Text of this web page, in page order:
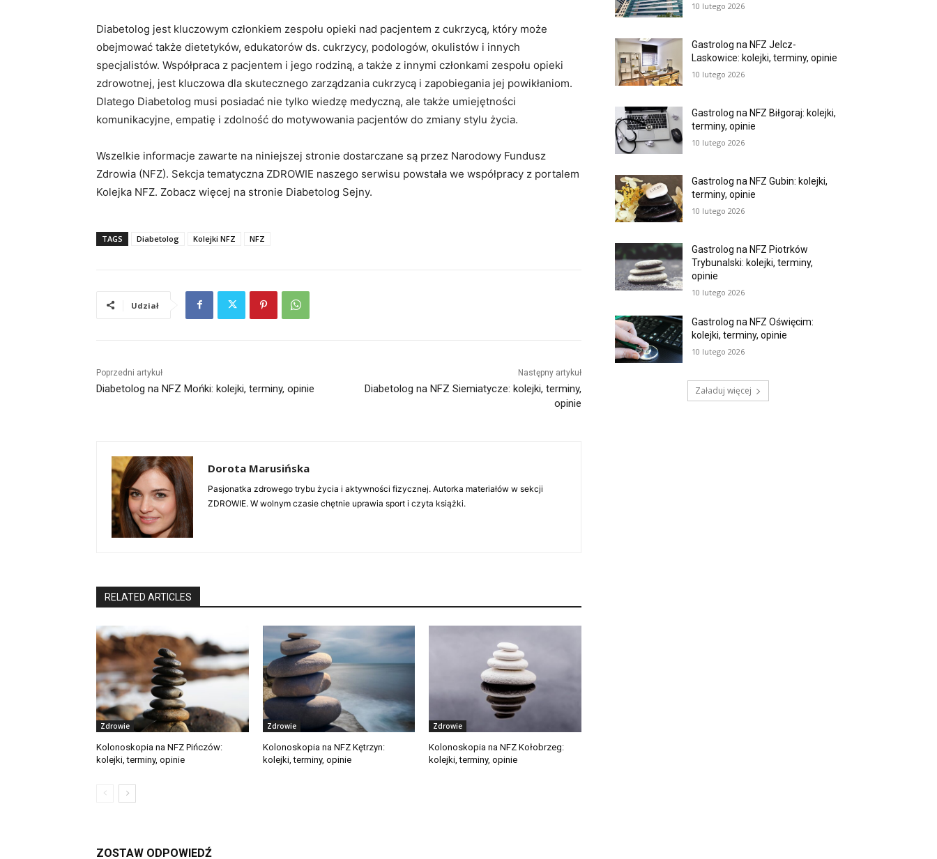
Diabetolog jest kluczowym członkiem zespołu opieki nad pacjentem z cukrzycą, który może
obejmować także dietetyków, edukatorów ds. cukrzycy, podologów, okulistów i innych
specjalistów. Współpraca z pacjentem i jego rodziną, a także z innymi członkami zespołu opieki
zdrowotnej, jest kluczowa dla skutecznego zarządzania cukrzycą i zapobiegania jej powikłaniom.
Dlatego Diabetolog musi posiadać nie tylko wiedzę medyczną, ale także umiejętności
komunikacyjne, empatię i zdolność do motywowania pacjentów do zmiany stylu życia.
Wszelkie informacje zawarte na niniejszej stronie dostarczane są przez Narodowy Fundusz
Zdrowia (NFZ). Sekcja tematyczna ZDROWIE naszego serwisu powstała we współpracy z portalem
Kolejka NFZ. Zobacz więcej na stronie Diabetolog Sejny.
TAGS Diabetolog Kolejki NFZ NFZ
Udział
Poprzedni artykuł
Diabetolog na NFZ Mońki: kolejki, terminy, opinie
Następny artykuł
Diabetolog na NFZ Siemiatycze: kolejki, terminy,
opinie
Dorota Marusińska
Pasjonatka zdrowego trybu życia i aktywności fizycznej. Autorka materiałów w sekcji
ZDROWIE. W wolnym czasie chętnie uprawia sport i czyta książki.
RELATED ARTICLES
Zdrowie
Kolonoskopia na NFZ Pińczów:
kolejki, terminy, opinie
Zdrowie
Kolonoskopia na NFZ Kętrzyn:
kolejki, terminy, opinie
Zdrowie
Kolonoskopia na NFZ Kołobrzeg:
kolejki, terminy, opinie
ZOSTAW ODPOWIEDŹ
10 lutego 2026
Gastrolog na NFZ Jelcz-
Laskowice: kolejki, terminy, opinie
10 lutego 2026
Gastrolog na NFZ Biłgoraj: kolejki,
terminy, opinie
10 lutego 2026
Gastrolog na NFZ Gubin: kolejki,
terminy, opinie
10 lutego 2026
Gastrolog na NFZ Piotrków
Trybunalski: kolejki, terminy,
opinie
10 lutego 2026
Gastrolog na NFZ Oświęcim:
kolejki, terminy, opinie
10 lutego 2026
Załaduj więcej